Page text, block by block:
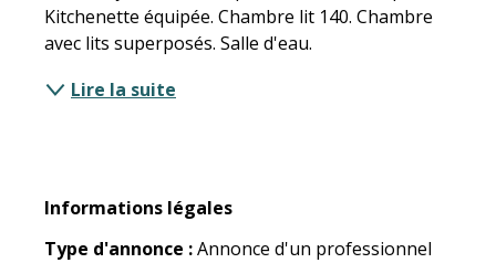
Kitchenette équipée. Chambre lit 140. Chambre
avec lits superposés. Salle d'eau.
Lire la suite
Informations légales
Informations légales
Type d'annonce :Annonce d'un professionnel